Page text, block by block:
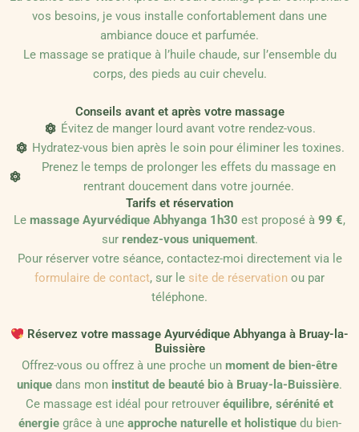
vos besoins, je vous installe confortablement dans une
ambiance douce et parfumée.
Le massage se pratique à l’huile chaude, sur l’ensemble du
corps, des pieds au cuir chevelu.
Conseils avant et après votre massage
Évitez de manger lourd avant votre rendez-vous.
Hydratez-vous bien après le soin pour éliminer les toxines.
Prenez le temps de prolonger les effets du massage en
rentrant doucement dans votre journée.
Tarifs et réservation
Le massage Ayurvédique Abhyanga 1h30 est proposé à 99 €,
sur rendez-vous uniquement.
Pour réserver votre séance, contactez-moi directement via le
formulaire de contact, sur le site de réservation ou par
téléphone.
Réservez votre massage Ayurvédique Abhyanga à Bruay-la-
Buissière
Offrez-vous ou offrez à une proche un moment de bien-être
unique dans mon institut de beauté bio à Bruay-la-Buissière.
Ce massage est idéal pour retrouver équilibre, sérénité et
énergiegrâce à une approche naturelle et holistiquedu bien-